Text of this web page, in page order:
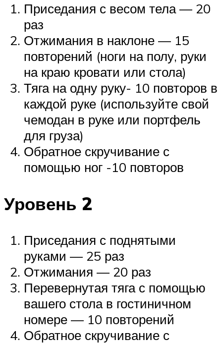
Приседания с весом тела — 20
раз
Отжимания в наклоне — 15
повторений (ноги на полу, руки
на краю кровати или стола)
Тяга на одну руку- 10 повторов в
каждой руке (используйте свой
чемодан в руке или портфель
для груза)
Обратное скручивание с
помощью ног -10 повторов
Уровень 2
Приседания с поднятыми
руками — 25 раз
Отжимания — 20 раз
Перевернутая тяга с помощью
вашего стола в гостиничном
номере — 10 повторений
Обратное скручивание с